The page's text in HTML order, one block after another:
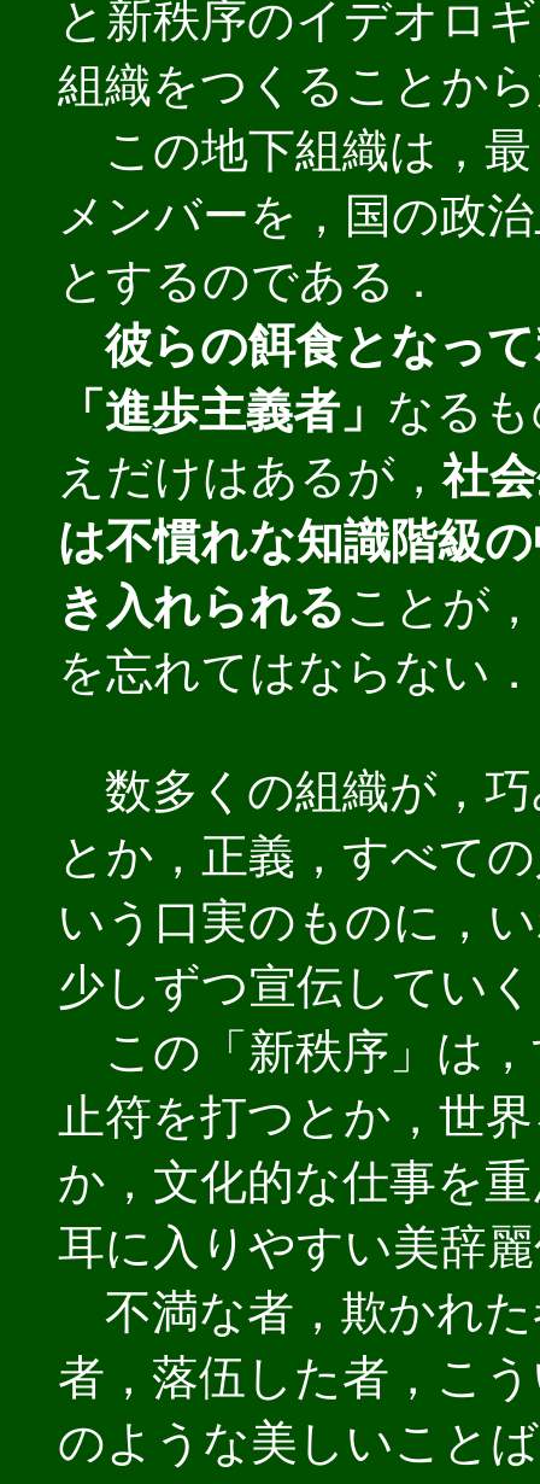
と新秩序のイデオロ
組織をつくることか
この地下組織は，
メンバーを，国の政
とするのである．
彼らの餌食となっ
「進歩主義者」 なる
えだけはあるが，社
は不慣れな知識階級
き入れられることが
を忘れてはならない．
数多くの組織が，巧
とか，正義，すべて
いう口実のものに，
少しずつ宣伝してい
この「新秩序」は
止符を打つとか，世
か，文化的な仕事を
耳に入りやすい美辞
不満な者，欺かれ
者，落伍した者，こ
のような美しいこと